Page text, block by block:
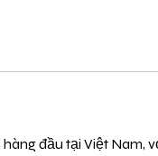
đầu tại Việt Nam,